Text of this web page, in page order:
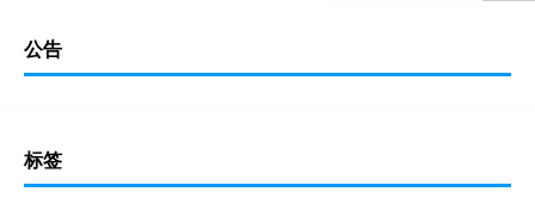
公告
标签